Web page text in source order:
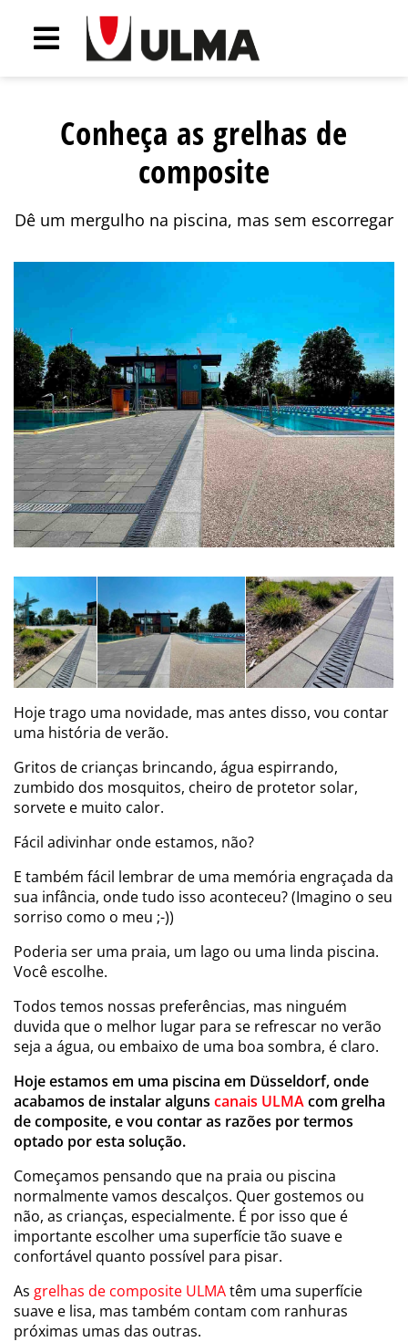
Conheça as grelhas de
composite
Dê um mergulho na piscina, mas sem escorregar
Hoje trago uma novidade, mas antes disso, vou contar
uma história de verão.
Gritos de crianças brincando, água espirrando,
zumbido dos mosquitos, cheiro de protetor solar,
sorvete e muito calor.
Fácil adivinhar onde estamos, não?
E também fácil lembrar de uma memória engraçada da
sua infância, onde tudo isso aconteceu? (Imagino o seu
sorriso como o meu ;-))
Poderia ser uma praia, um lago ou uma linda piscina.
Você escolhe.
Todos temos nossas preferências, mas ninguém
duvida que o melhor lugar para se refrescar no verão
seja a água, ou embaixo de uma boa sombra, é claro.
Hoje estamos em uma piscina em Düsseldorf, onde
acabamos de instalar alguns canais ULMAcom grelha
de composite, e vou contar as razões por termos
optado por esta solução.
Começamos pensando que na praia ou piscina
normalmente vamos descalços. Quer gostemos ou
não, as crianças, especialmente. É por isso que é
importante escolher uma superfície tão suave e
confortável quanto possível para pisar.
As grelhas de composite ULMAtêm uma superfície
suave e lisa, mas também contam com ranhuras
próximas umas das outras.